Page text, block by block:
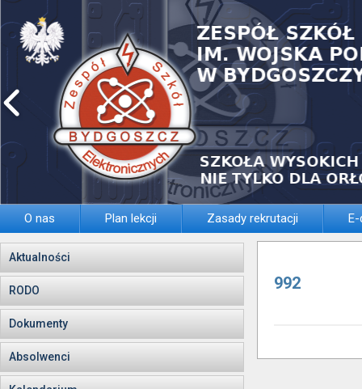
O nas Plan lekcji Zasady rekrutacji
Aktualności
RODO
Dokumenty
Absolwenci
992